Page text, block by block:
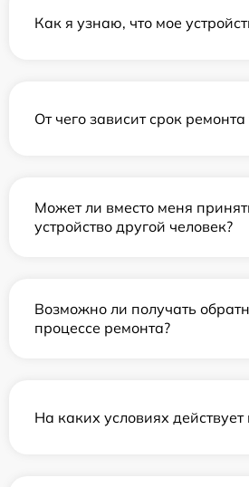
Как я узнаю, что мое
От чего зависит срок
Может ли вместо меня
устройство другой человек?
Возможно ли получать
процессе ремонта?
На каких условиях действует